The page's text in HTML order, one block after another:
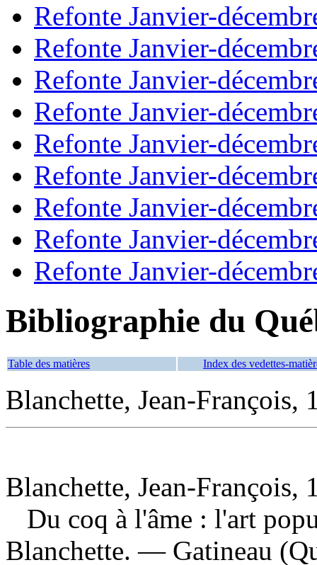
Refonte Janvier-
Refonte Janvier-
Refonte Janvier-
Refonte Janvier-
Refonte Janvier-
Refonte Janvier-
Refonte Janvier-
Refonte Janvier-
Refonte Janvier-
Bibliographie du
Table des matières Index des vedettes-
Blanchette, Jean-François,
Blanchette, Jean-François,
Du coq à l'âme : l'art
Blanchette. — Gatineau